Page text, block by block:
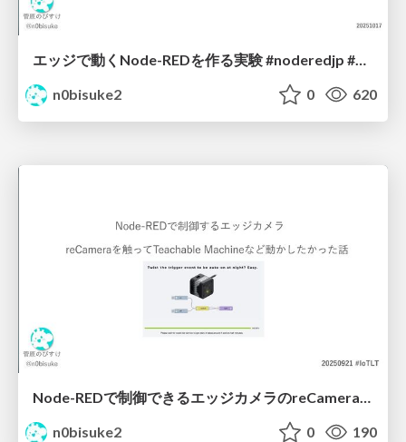
エッジで動くNode-REDを作る実験 #noderedjp #noderedcon
n0bisuke2
0 620
Node-REDで制御できるエッジカメラのreCameraを触る #iotlt #JLCPCB #recamera
n0bisuke2
0 190